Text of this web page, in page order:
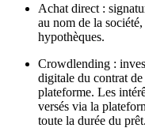
Achat direct :
au nom de la
hypothèques.
Crowdlending :
digitale du contrat
plateforme. Les
versés via la
toute la durée du prêt.